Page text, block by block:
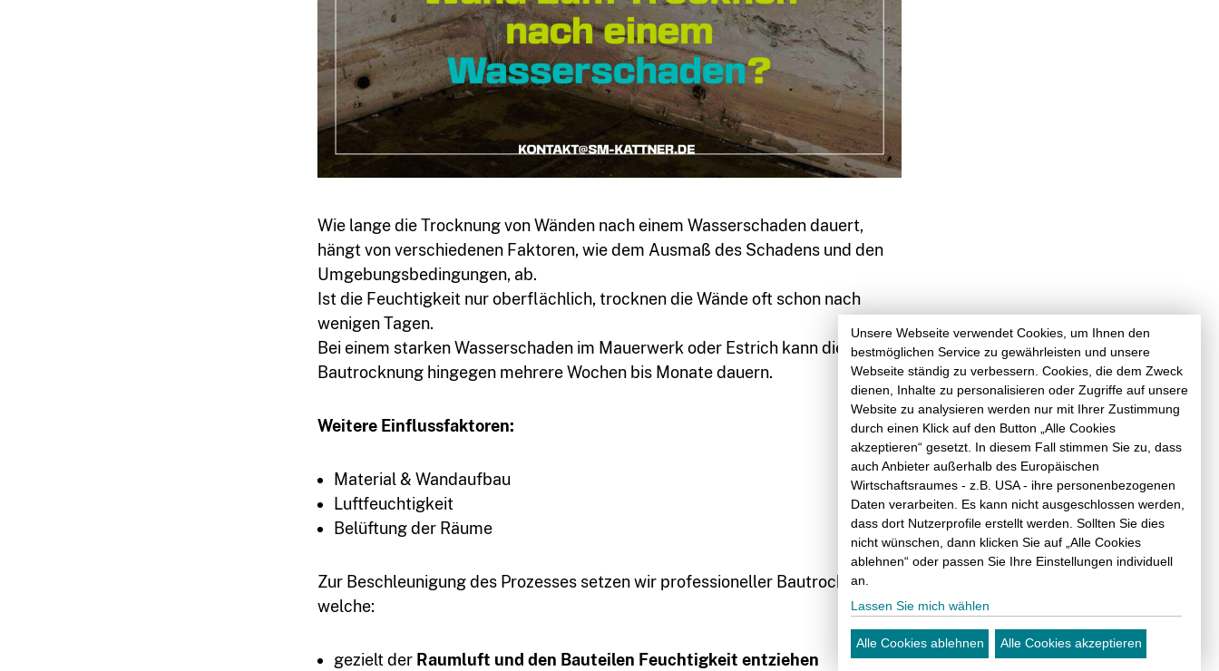
Wie lange die Trocknung von Wänden nach einem Wasserschaden dauert,
hängt von verschiedenen Faktoren, wie dem Ausmaß des Schadens und den
Umgebungsbedingungen, ab.
Ist die Feuchtigkeit nur oberflächlich, trocknen die Wände oft schon nach
wenigen Tagen.
Bei einem starken Wasserschaden im Mauerwerk oder Estrich kann die
Bautrocknung hingegen mehrere Wochen bis Monate dauern.
Weitere Einflussfaktoren:
Material & Wandaufbau
Luftfeuchtigkeit
Belüftung der Räume
Zur Beschleunigung des Prozesses setzen wir professioneller Bautrockner ein,
welche:
gezielt der Raumluft und den Bauteilen Feuchtigkeit entziehen
Unsere Webseite verwendet Cookies, um Ihnen den
bestmöglichen Service zu gewährleisten und unsere
Webseite ständig zu verbessern. Cookies, die dem Zweck
dienen, Inhalte zu personalisieren oder Zugriffe auf unsere
Website zu analysieren werden nur mit Ihrer Zustimmung
durch einen Klick auf den Button „Alle Cookies
akzeptieren“ gesetzt. In diesem Fall stimmen Sie zu, dass
auch Anbieter außerhalb des Europäischen
Wirtschaftsraumes - z.B. USA - ihre personenbezogenen
Daten verarbeiten. Es kann nicht ausgeschlossen werden,
dass dort Nutzerprofile erstellt werden. Sollten Sie dies
nicht wünschen, dann klicken Sie auf „Alle Cookies
ablehnen“ oder passen Sie Ihre Einstellungen individuell
an.
Lassen Sie mich wählen
Alle Cookies ablehnen Alle Cookies akzeptieren